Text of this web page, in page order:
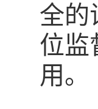
全的
位监
用。